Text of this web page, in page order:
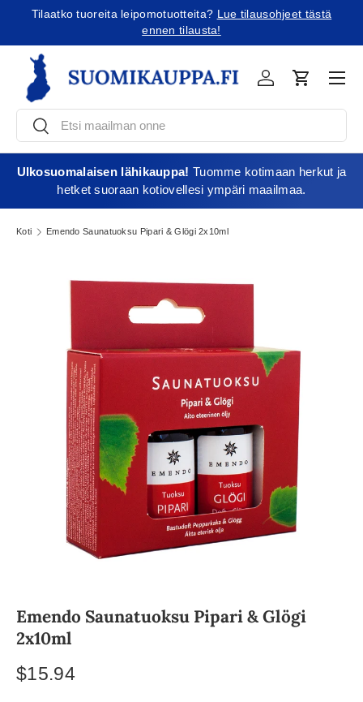
Tilaatko tuoreita leipomotuotteita? Lue tilausohjeet tästä
ennen tilausta!
EtsiEtsi
KirjauduOstoskori
Ulkosuomalaisen lähikauppa! Tuomme kotimaan herkut ja
hetket suoraan kotiovellesi ympäri maailmaa.
Koti Emendo Saunatuoksu Pipari & Glögi 2x10ml
Emendo Saunatuoksu Pipari & Glögi
2x10ml
$15.94